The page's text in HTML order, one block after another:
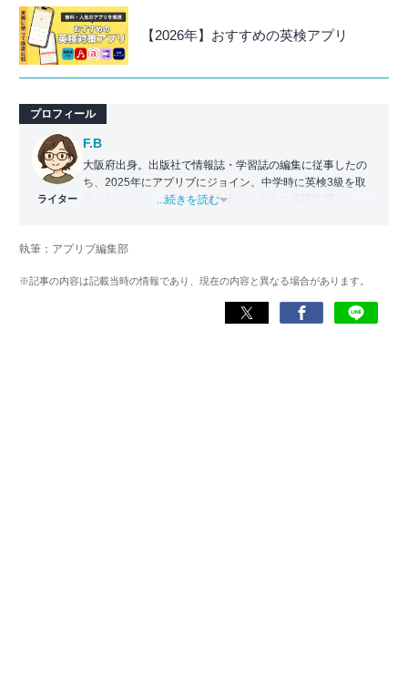
【2026年】おすすめの英検アプリ
プロフィール
ライター
F.B
大阪府出身。出版社で情報誌・学習誌の編集に従事したの
ち、2025年にアプリブにジョイン。中学時に英検3級を取
得したものの、大学生・社会人となる中で英語学習から遠
り添える記事を目指している。
...続きを読む
執筆：アプリブ編集部
※記事の内容は記載当時の情報であり、現在の内容と異なる場合があります。